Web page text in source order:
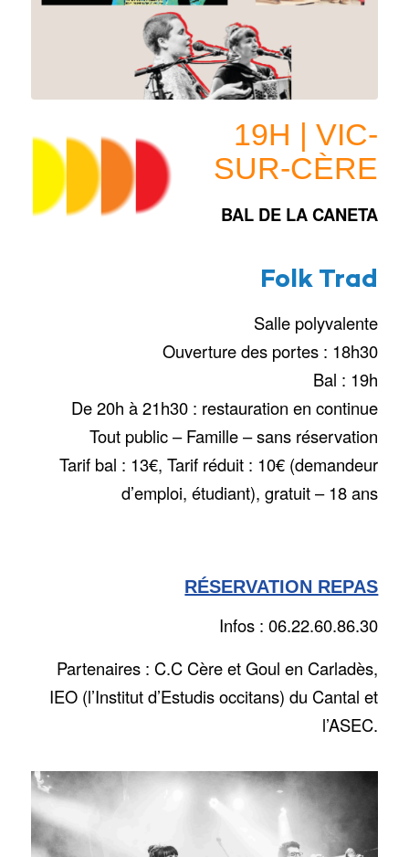
19H | VIC-
SUR-CÈRE
BAL DE LA CANETA
Folk Trad
Salle polyvalente
Ouverture des portes : 18h30
Bal : 19h
De 20h à 21h30 : restauration en continue
Tout public – Famille – sans réservation
Tarif bal : 13€, Tarif réduit : 10€ (demandeur
d’emploi, étudiant), gratuit – 18 ans
RÉSERVATION REPAS
Infos : 06.22.60.86.30
Partenaires : C.C Cère et Goul en Carladès,
IEO (l’Institut d’Estudis occitans) du Cantal et
l’ASEC.